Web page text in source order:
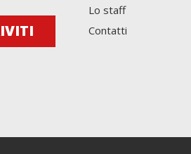
Lo staff
Contatti